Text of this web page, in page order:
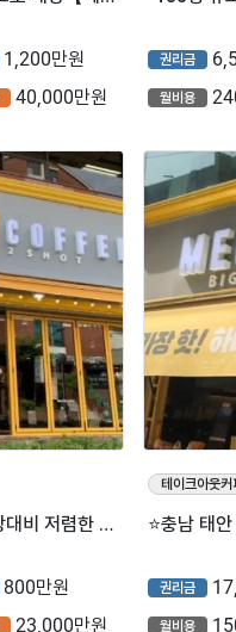
1,200만원
40,000만원
권리금
월비용
⭐충남 아산시 풀오토운영 / 타매장대비 저렴한 월고정비용 / 고매출 ＂메가커피＂ ⭐
800만원
23,000만원
테이크아웃커
권리금
월비용